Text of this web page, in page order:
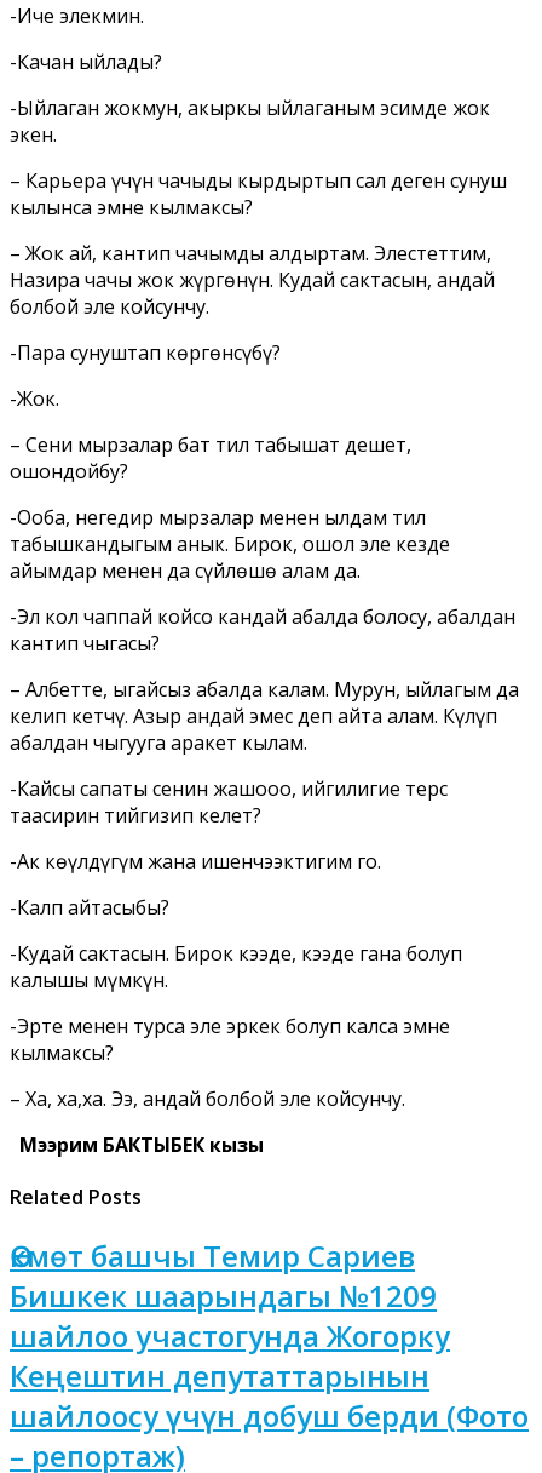
-Иче элекмин.
-Качан ыйладыӊ?
-Ыйлаган жокмун, акыркы ыйлаганым эсимде жок
экен.
– Карьераӊ үчүн чачыӊды кырдыртып сал деген сунуш
кылынса эмне кылмаксыӊ?
– Жок ай, кантип чачымды алдыртам. Элестеттим,
Назира чачы жок жүргөнүн. Кудай сактасын, андай
болбой эле койсунчу.
-Пара сунуштап көргөнсүӊбү?
-Жок.
– Сени мырзалар бат тил табышат дешет,
ошондойбу?
-Ооба, негедир мырзалар менен ылдам тил
табышкандыгым анык. Бирок, ошол эле кезде
айымдар менен да сүйлөшө алам да.
-Эл кол чаппай койсо кандай абалда болосуӊ, абалдан
кантип чыгасыӊ?
– Албетте, ыӊгайсыз абалда калам. Мурун, ыйлагым да
келип кетчү. Азыр андай эмес деп айта алам. Күлүп
абалдан чыгууга аракет кылам.
-Кайсы сапатыӊ сенин жашооӊо, ийгилигиӊе терс
таасирин тийгизип келет?
-Ак көӊүлдүгүм жана ишенчээктигим го.
-Калп айтасыӊбы?
-Кудай сактасын. Бирок кээде, кээде гана болуп
калышы мүмкүн.
-Эртеӊ менен турсаӊ эле эркек болуп калсаӊ эмне
кылмаксыӊ?
– Ха, ха,ха. Ээ, андай болбой эле койсунчу.
Мээрим БАКТЫБЕК кызы
Related Posts
Өкмөт башчы Темир Сариев
Бишкек шаарындагы №1209
шайлоо участогунда Жогорку
Кеңештин депутаттарынын
шайлоосу үчүн добуш берди (Фото
– репортаж)